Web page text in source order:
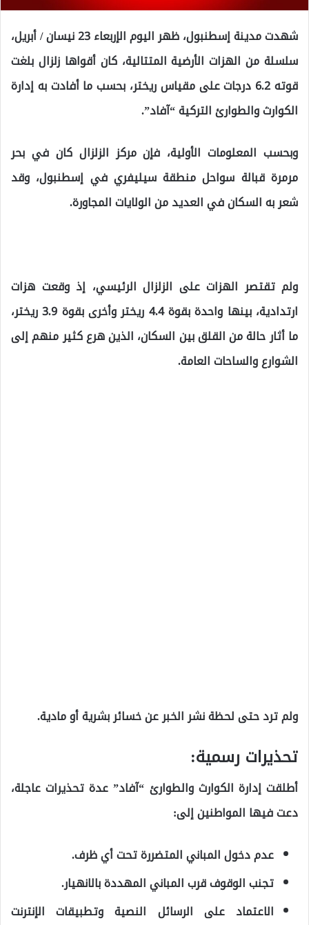
شهدت مدينة إسطنبول، ظهر اليوم الإربعاء 23 نيسان / أبريل،
سلسلة من الهزات الأرضية المتتالية، كان أقواها زلزال بلغت
قوته6.2 درجات على مقياس ريختر
، بحسب ما أفادت به إدارة
الكوارث والطوارئ التركية “آفاد”.
وبحسب المعلومات الأولية، فإن مركز الزلزال كان في بحر
مرمرة قبالة سواحل منطقة سيليفري في إسطنبول، وقد
شعر به السكان في العديد من الولايات المجاورة.
ولم تقتصر الهزات على الزلزال الرئيسي، إذ وقعت هزات
ارتدادية، بينها واحدة بقوة4.4 ريختر وأخرىبقوة 3.9 ريختر
،
ما أثار حالة من القلق بين السكان، الذين هرع كثير منهم إلى
الشوارع والساحات العامة.
ولم ترد حتى لحظة نشر الخبر عن خسائر بشرية أو مادية.
تحذيرات رسمية:
أطلقت إدارة الكوارث والطوارئ “آفاد” عدة تحذيرات عاجلة،
دعت فيها المواطنين إلى:
عدم دخول المباني المتضررةتحت أي ظرف.
تجنب الوقوف قرب المباني المهددة بالانهيار.
الاعتماد على الرسائل النصية وتطبيقات الإنترنت